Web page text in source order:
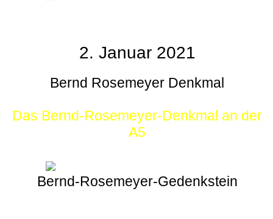
2. Januar 2021
Bernd Rosemeyer Denkmal
Das Bernd-Rosemeyer-Denkmal an der
A5
Bernd-Rosemeyer-Gedenkstein